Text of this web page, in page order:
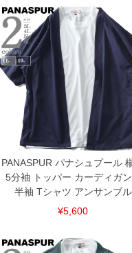
返品交換希望の方は、商品到着後1
下着(肌着)やワイシャツは商品の性
ご了承くださいませ。
※【ボトムの裾上げをご希望の場合
裾上げ料金は500円+税となります。
備考欄に股下●cmとご記入下さい
上の品が対象。1本5,999円以下の
出荷まで約1週間～20日間程お時間
尚、裾上げした商品は返品・交換
一部、お直しに対応出来ない商品
いている、極端なデザインが施され
※商品によって若干のサイズの誤
ンピュータ画面）によって、商品
ください。
※当店での掲載商品は、実店鋪と在
舗からのお取り寄せ等により、お
連絡させて頂きますので予めご了承
ITEM INTRODUCTION
PANASPUR パナシュプール
5分袖 トッパー カーディガ
半袖 Tシャツ アンサンブル
¥5,600